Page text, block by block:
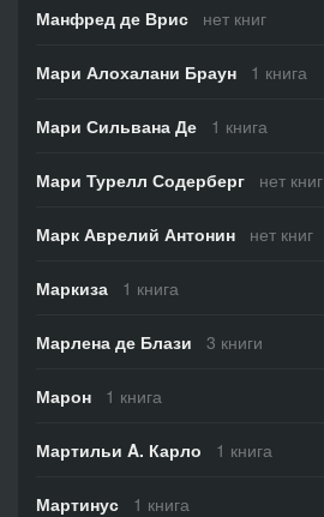
Манфред де Врис нет книг
Мари Алохалани Браун 1 книга
Мари Сильвана Де 1 книга
Мари Турелл Содерберг нет книг
Марк Аврелий Антонин нет книг
Маркиза 1 книга
Марлена де Блази 3 книги
Марон 1 книга
Мартильи A. Карло 1 книга
Мартинус 1 книга